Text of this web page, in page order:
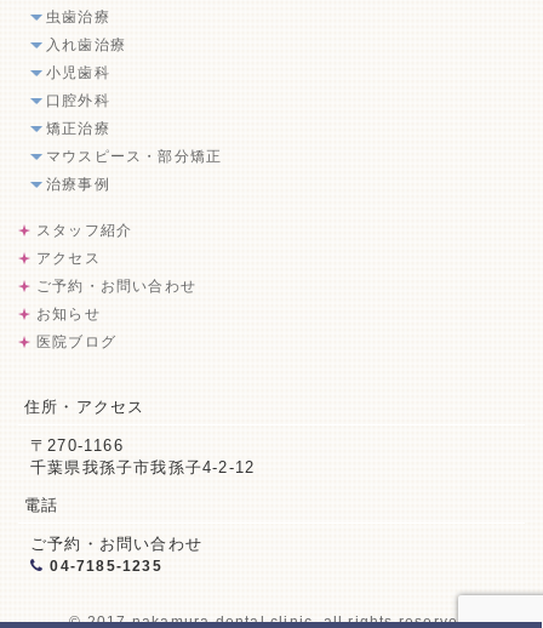
虫歯治療
入れ歯治療
小児歯科
口腔外科
矯正治療
マウスピース・部分矯正
治療事例
スタッフ紹介
アクセス
ご予約・お問い合わせ
お知らせ
医院ブログ
住所・アクセス
〒270-1166
千葉県我孫子市我孫子4-2-12
電話
ご予約・お問い合わせ
04-7185-1235
© 2017 nakamura dental clinic. all rights reserved.